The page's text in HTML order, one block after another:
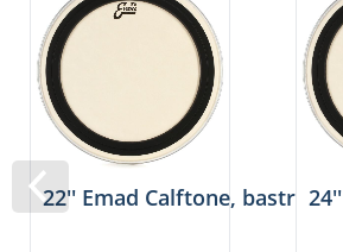
22'' Emad Calftone,